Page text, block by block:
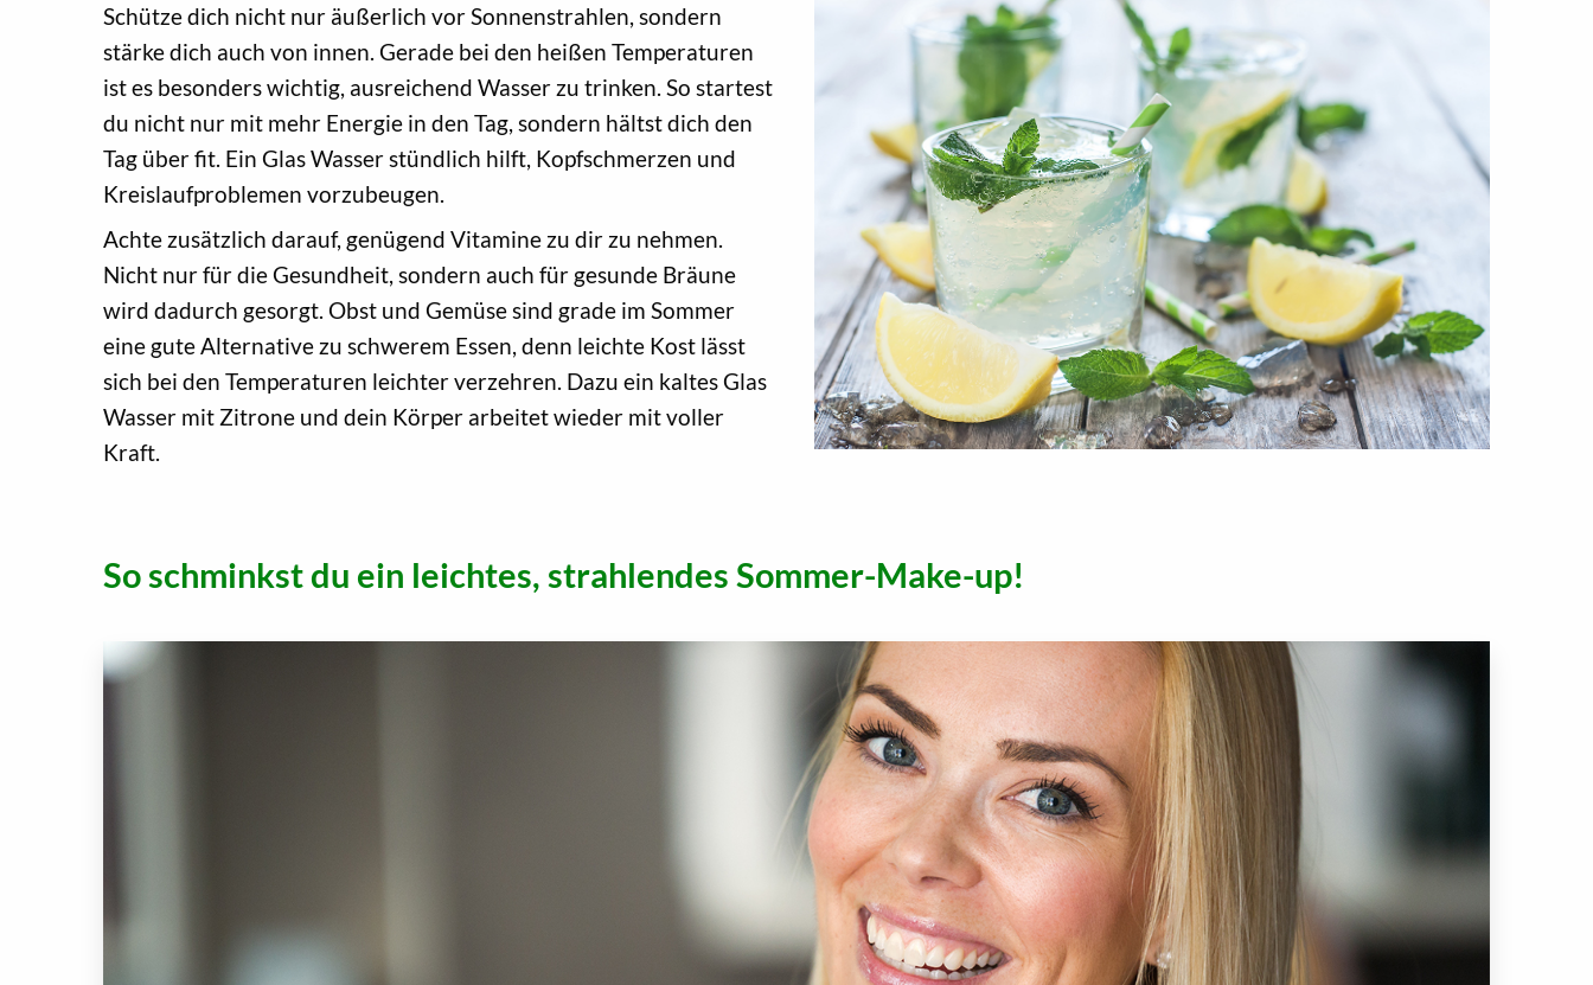
Schütze dich nicht nur äußerlich vor Sonnenstrahlen, sondern
stärke dich auch von innen. Gerade bei den heißen Temperaturen
ist es besonders wichtig, ausreichend Wasser zu trinken. So startest
du nicht nur mit mehr Energie in den Tag, sondern hältst dich den
Tag über fit. Ein Glas Wasser stündlich hilft, Kopfschmerzen und
Kreislaufproblemen vorzubeugen.
Achte zusätzlich darauf, genügend Vitamine zu dir zu nehmen.
Nicht nur für die Gesundheit, sondern auch für gesunde Bräune
wird dadurch gesorgt. Obst und Gemüse sind grade im Sommer
eine gute Alternative zu schwerem Essen, denn leichte Kost lässt
sich bei den Temperaturen leichter verzehren. Dazu ein kaltes Glas
Wasser mit Zitrone und dein Körper arbeitet wieder mit voller
Kraft.
So schminkst du ein leichtes, strahlendes Sommer-Make-up!